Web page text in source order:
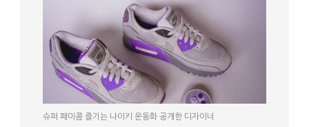
슈퍼 패미콤 즐기는 나이키 운동화 공개한 디자이너